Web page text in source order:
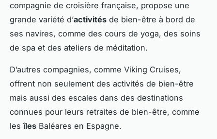
compagnie de croisière française, propose une
grande variété d’activités de bien-être à bord de
ses navires, comme des cours de yoga, des soins
de spa et des ateliers de méditation.
D’autres compagnies, comme Viking Cruises,
offrent non seulement des activités de bien-être
mais aussi des escales dans des destinations
connues pour leurs retraites de bien-être, comme
lesîles Baléares en Espagne.